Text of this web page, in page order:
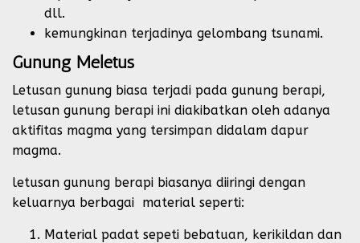
dll.
kemungkinan terjadinya gelombang tsunami.
Gunung Meletus
Letusan gunung biasa terjadi pada gunung berapi,
letusan gunung berapi ini diakibatkan oleh adanya
aktifitas magma yang tersimpan didalam dapur
magma.
letusan gunung berapi biasanya diiringi dengan
keluarnya berbagai material seperti:
Material padat sepeti bebatuan, kerikildan dan